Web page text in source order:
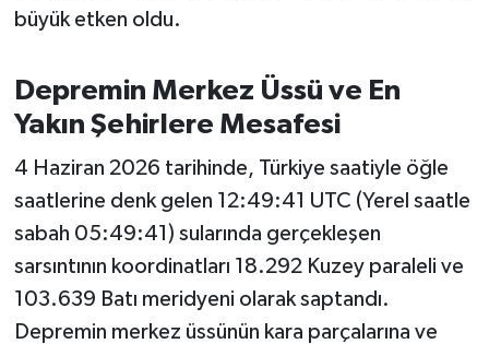
büyük etken oldu.
Depremin Merkez Üssü ve En
Yakın Şehirlere Mesafesi
4 Haziran 2026 tarihinde, Türkiye saatiyle öğle
saatlerine denk gelen 12:49:41 UTC (Yerel saatle
sabah 05:49:41) sularında gerçekleşen
sarsıntının koordinatları 18.292 Kuzey paraleli ve
103.639 Batı meridyeni olarak saptandı.
Depremin merkez üssünün kara parçalarına ve
Susurluk
TEKNOLOJİ
Trend
TÜRKİYE